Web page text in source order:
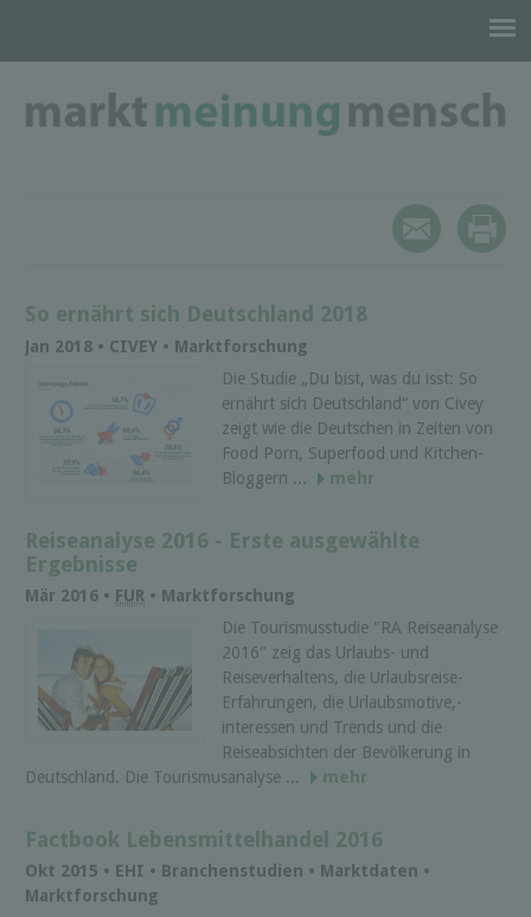
So ernährt sich Deutschland 2018
Jan 2018 • CIVEY • Marktforschung
Die Studie „Du bist, was du isst: So
ernährt sich Deutschland“ von Civey
zeigt wie die Deutschen in Zeiten von
Food Porn, Superfood und Kitchen-
Bloggern ...
mehr
Reiseanalyse 2016 - Erste ausgewählte
Ergebnisse
Mär 2016 • FUR • Marktforschung
Die Tourismusstudie "RA Reiseanalyse
2016" zeig das Urlaubs- und
Reiseverhaltens, die Urlaubsreise-
Erfahrungen, die Urlaubsmotive,-
interessen und Trends und die
Reiseabsichten der Bevölkerung in
Deutschland. Die Tourismusanalyse ...
mehr
Factbook Lebensmittelhandel 2016
Okt 2015 • EHI • Branchenstudien • Marktdaten •
Marktforschung